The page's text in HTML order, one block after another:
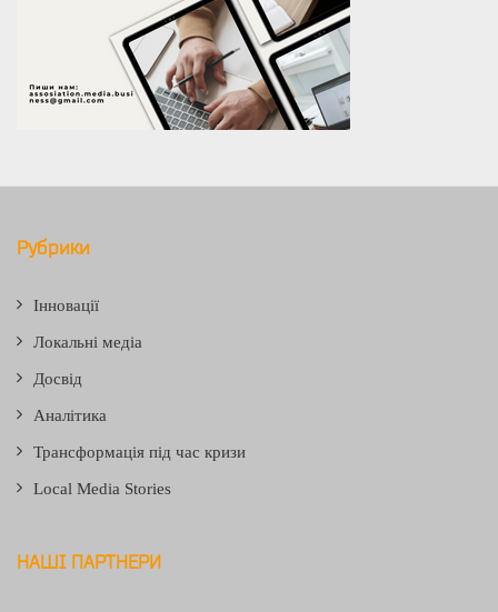
Рубрики
Інновації
Локальні медіа
Досвід
Аналітика
Трансформація під час кризи
Local Media Stories
НАШІ ПАРТНЕРИ